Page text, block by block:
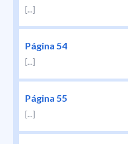
[...]
Página 54
[...]
Página 55
[...]